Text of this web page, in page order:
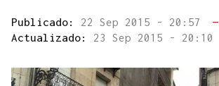
Publicado: 22 Sep 2015 - 20:57
—
Actualizado: 23 Sep 2015 - 20:10